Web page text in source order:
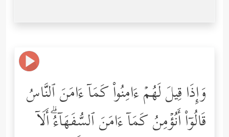
وَإِذَا قِیلَ لَهُمۡ ءَامِنُواْ كَمَاۤ ءَامَنَ ٱلنَّاسُ
قَالُوۤاْ أَنُؤۡمِنُ كَمَاۤ ءَامَنَ ٱلسُّفَهَاۤءُۗ أَلَاۤ